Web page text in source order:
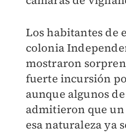
Los habitantes de
colonia
mostraron
fuerte incursión
aunque algunos
admitieron que
esa naturaleza ya